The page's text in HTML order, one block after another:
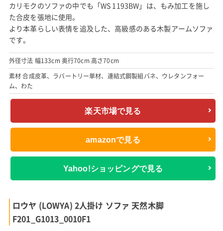
カリモクのソファの中でも「WS 1193BW」は、もみ加工を施し
た合皮を張地に使用。
より本革らしい表情を追及した、高級感のある木製アームソファ
です。
外径寸法 幅133cm 奥行70cm 高さ70cm
素材 合成皮革、ラバートリー単材、連結式鋼製組バネ、ウレタンフォー
ム、わた
楽天市場で見る
amazonで見る
Yahoo!ショッピングで見る
ロウヤ (LOWYA) 2人掛け ソファ 天然木脚
F201_G1013_0010F1